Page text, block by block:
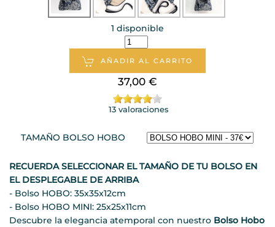
1 disponible
AÑADIR AL CARRITO
37,00 €
13 valoraciones
TAMAÑO BOLSO HOBO
RECUERDA SELECCIONAR EL TAMAÑO DE TU BOLSO EN
EL DESPLEGABLE DE ARRIBA
- Bolso HOBO: 35x35x12cm
- Bolso HOBO MINI: 25x25x11cm
Descubre la elegancia atemporal con nuestro Bolso Hobo